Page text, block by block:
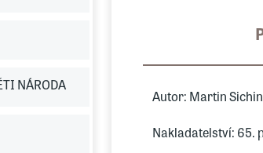
Autor: Martin
Nakladatelství: 65.
NÁRODA